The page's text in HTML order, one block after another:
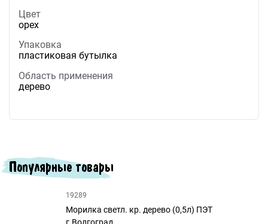
Цвет
орех
Упаковка
пластиковая бутылка
Область применения
дерево
Популярные товары
19289
Морилка светл. кр. дерево (0,5л) ПЭТ